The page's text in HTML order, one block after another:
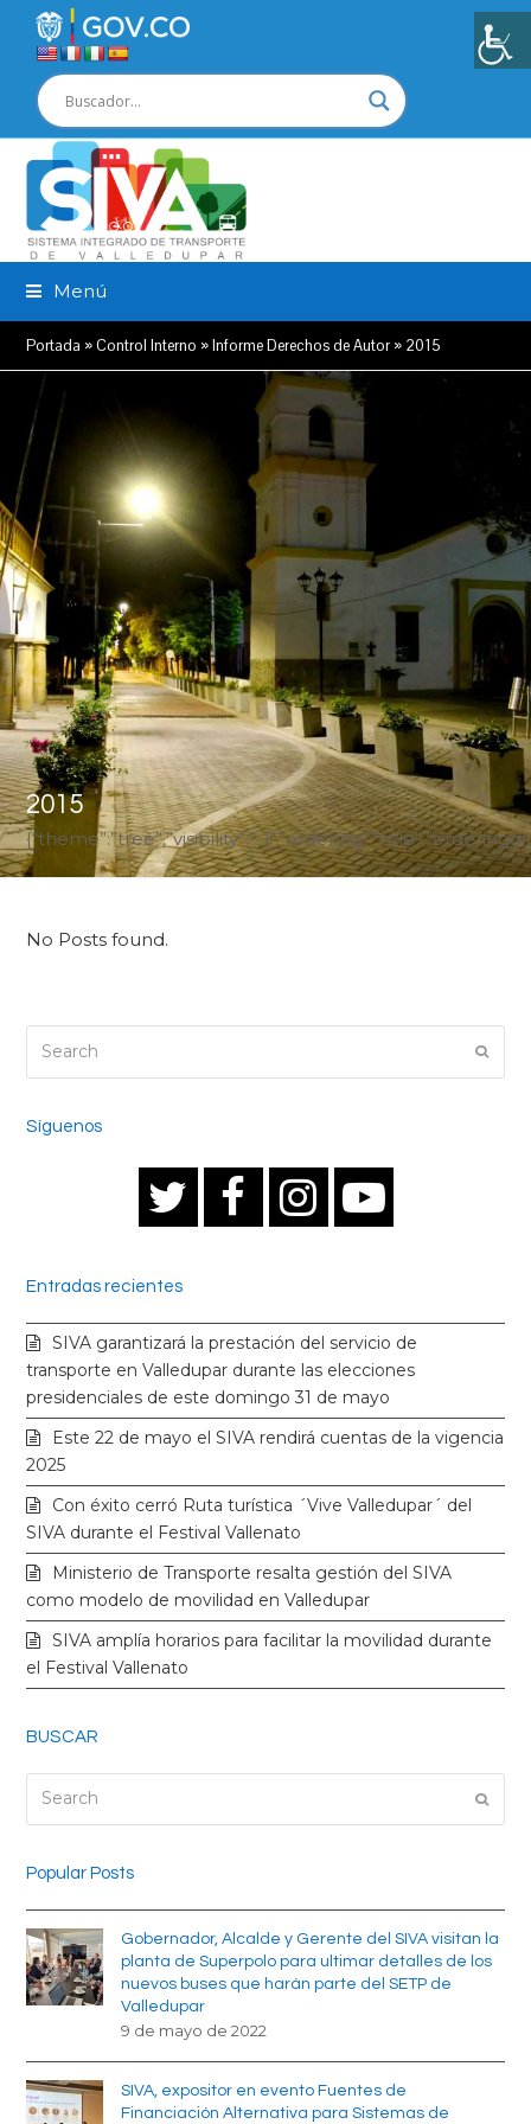
Menú
Portada »Control Interno »Informe Derechos de Autor » 2015
2015
{“theme”:”tree”,”visibility”:”-
No Posts found.
Síguenos
i
t
t
e
r
c
e
b
o
o
k
s
t
a
g
r
a
Y
u
t
u
b
e
Entradas recientes
SIVA garantizará la prestación del servicio de
transporte en Valledupar durante las elecciones
presidenciales de este domingo 31 de mayo
Este 22 de mayo el SIVA rendirá cuentas de la vigencia
2025
Con éxito cerró Ruta turística ´Vive Valledupar´ del
SIVA durante el Festival Vallenato
Ministerio de Transporte resalta gestión del SIVA
como modelo de movilidad en Valledupar
SIVA amplía horarios para facilitar la movilidad durante
el Festival Vallenato
BUSCAR
Popular Posts
Gobernador, Alcalde y Gerente del SIVA visitan la
planta de Superpolo para ultimar detalles de los
nuevos buses que harán parte del SETP de
Valledupar
9 de mayo de 2022
SIVA, expositor en evento Fuentes de
Financiación Alternativa para Sistemas de